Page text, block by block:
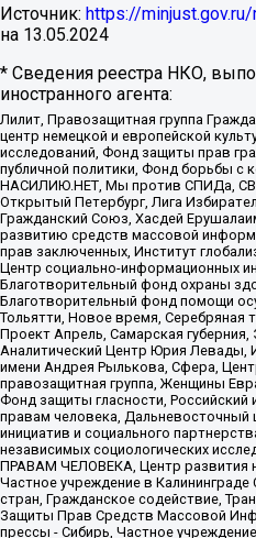
Источник: https://
на 13.05.2024
* Сведения реестра НКО,
иностранного агента:
Лилит, Правозащитная группа
центр немецкой и европейской
исследований, Фонд защиты прав
публичной политики, Фонд борьбы с
НАСИЛИЮ.НЕТ, Мы против СПИДа,
Открытый Петербург, Лига
Гражданский Союз, Хасдей
развитию средств массовой
прав заключенных, Институт
Центр социально-информационных
Благотворительный фонд охраны
Благотворительный фонд помощи
Тольятти, Новое время, Серебряная
Проект Апрель, Самарская
Аналитический Центр Юрия Левады,
имени Андрея Рылькова, Сфера,
правозащитная группа, Женщины
Фонд защиты гласности, Российский
правам человека, Дальневосточный
инициатив и социального
независимых социологических
ПРАВАМ ЧЕЛОВЕКА, Центр развития
Частное учреждение в
стран, Гражданское содействие,
Защиты Прав Средств Массовой
прессы - Сибирь, Частное